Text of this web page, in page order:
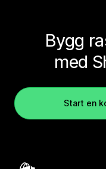
Bygg
med
Start en